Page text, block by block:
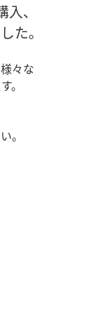
、
た。
々な
。
。